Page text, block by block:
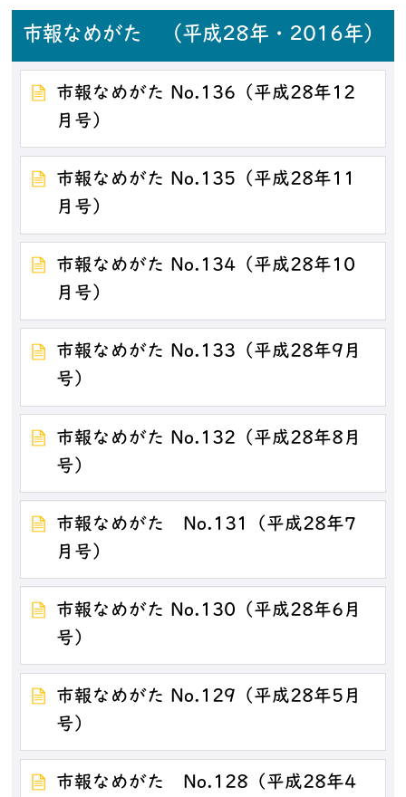
市報なめがた （平成28年・2016年）
市報なめがた No.136（平成28年12
月号）
市報なめがた No.135（平成28年11
月号）
市報なめがた No.134（平成28年10
月号）
市報なめがた No.133（平成28年9月
号）
市報なめがた No.132（平成28年8月
号）
市報なめがた No.131（平成28年7
月号）
市報なめがた No.130（平成28年6月
号）
市報なめがた No.129（平成28年5月
号）
市報なめがた No.128（平成28年4